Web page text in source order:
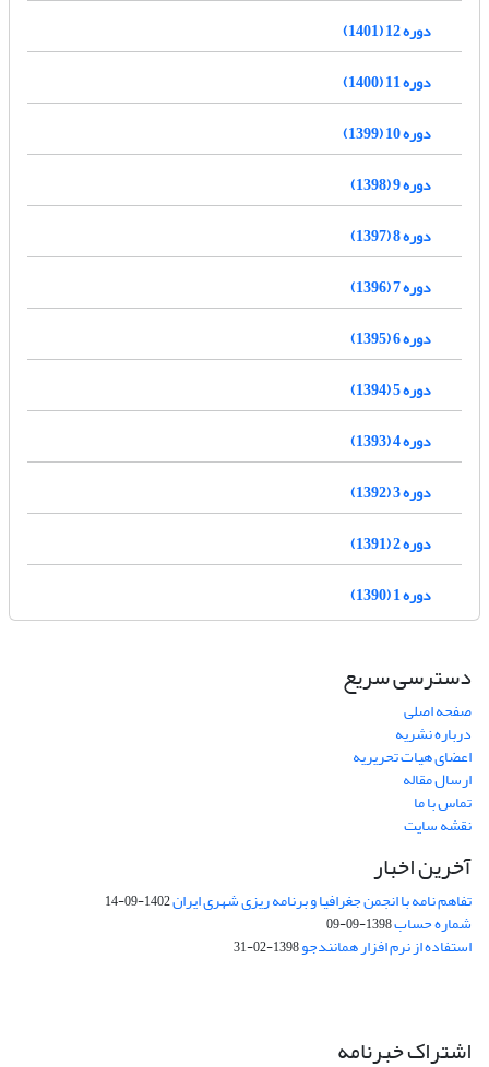
دوره 12 (1401)
دوره 11 (1400)
دوره 10 (1399)
دوره 9 (1398)
دوره 8 (1397)
دوره 7 (1396)
دوره 6 (1395)
دوره 5 (1394)
دوره 4 (1393)
دوره 3 (1392)
دوره 2 (1391)
دوره 1 (1390)
دسترسی سریع
صفحه اصلی
درباره نشریه
اعضای هیات تحریریه
ارسال مقاله
تماس با ما
نقشه سایت
آخرین اخبار
تفاهم نامه با انجمن جغرافیا و برنامه ریزی شهری ایران1402-09-14
شماره حساب1398-09-09
استفاده از نرم افزار همانندجو1398-02-31
اشتراک خبرنامه